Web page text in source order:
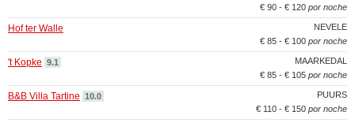
€ 90 - € 120 por noche
NEVELE
Hof ter Walle
€ 85 - € 100 por noche
MAARKEDAL
't Kopke 9.1
€ 85 - € 105 por noche
PUURS
B&B Villa Tartine 10.0
€ 110 - € 150 por noche